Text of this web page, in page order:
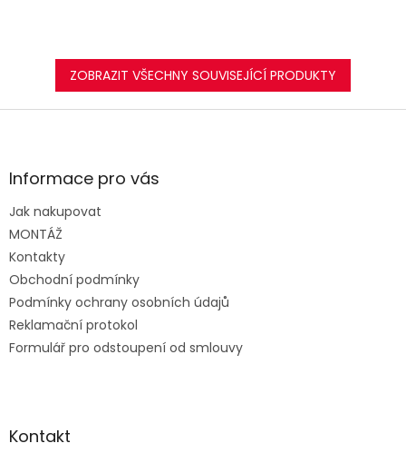
ZOBRAZIT VŠECHNY SOUVISEJÍCÍ PRODUKTY
Z
aInformace pro vás
Jak nakupovat
MONTÁŽ
Kontakty
Obchodní podmínky
Podmínky ochrany osobních údajů
Reklamační protokol
Formulář pro odstoupení od smlouvy
Kontakt